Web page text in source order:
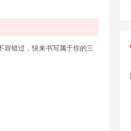
容错过，快来书写属于你的三